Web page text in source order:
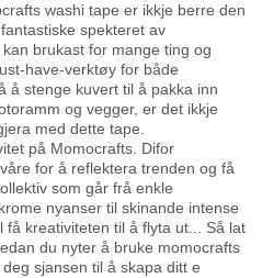
washi tape er ikkje berre den
spekteret av
brukast for mange ting og
have-verktøy for både
å stenge kuvert til å pakka inn
og vegger, er det ikkje
med dette tape.
på Momocrafts. Difor
for å reflektera trenden og få
som går frå enkle
nyanser til skinande intense
få kreativiteten til å flyta ut... Så lat
du nyter å bruke momocrafts
sjansen til å skapa ditt e